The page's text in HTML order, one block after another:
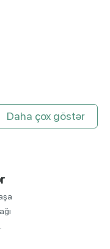
Daha çox göstər